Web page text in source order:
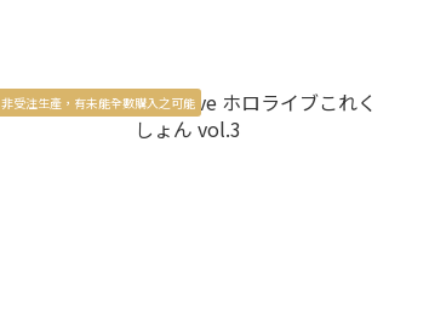
非受注生產，有未能全數購入之可能